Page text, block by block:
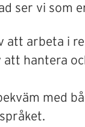
ser vi som
att arbeta i
att hantera
med